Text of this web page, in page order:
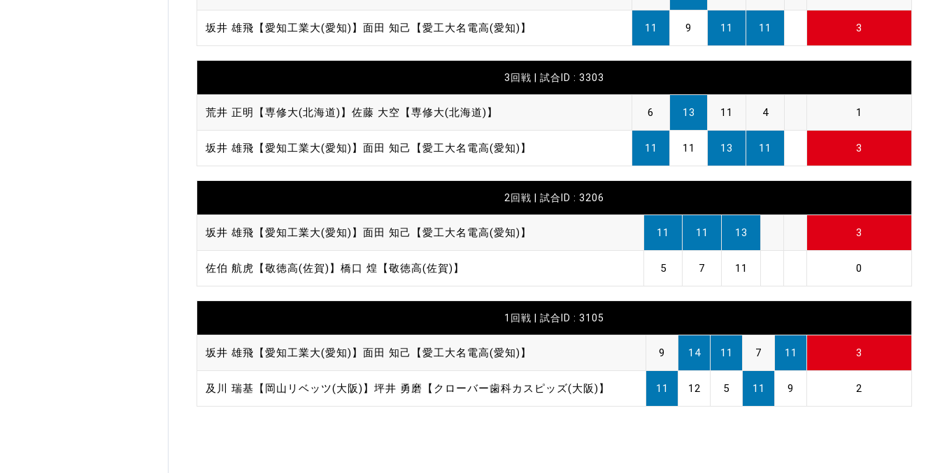
坂井 雄飛【愛知工業大(愛知)】 面田 知己【愛工大名電高(愛知)】 11 9 11 11 3
3回戦 | 試合ID : 3303
荒井 正明【専修大(北海道)】 佐藤 大空【専修大(北海道)】 6 13 11 4 1
坂井 雄飛【愛知工業大(愛知)】 面田 知己【愛工大名電高(愛知)】 11 11 13 11 3
2回戦 | 試合ID : 3206
坂井 雄飛【愛知工業大(愛知)】 面田 知己【愛工大名電高(愛知)】 11 11 13 3
佐伯 航虎【敬徳高(佐賀)】 橋口 煌【敬徳高(佐賀)】 5 7 11 0
1回戦 | 試合ID : 3105
坂井 雄飛【愛知工業大(愛知)】 面田 知己【愛工大名電高(愛知)】 9 14 11 7 11 3
及川 瑞基【岡山リベッツ(大阪)】 坪井 勇磨【クローバー歯科カスピッズ(大阪)】 11 12 5 11 9 2